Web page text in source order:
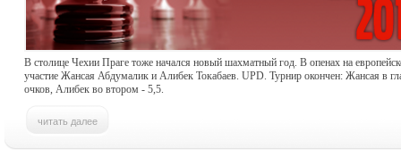
В столице Чехии Праге тоже начался новый шахматный год. В опенах на
участие Жансая Абдумалик и Алибек Токабаев. UPD. Турнир окончен: Жансая в
очков, Алибек во втором - 5,5.